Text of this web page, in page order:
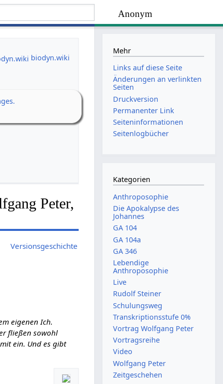
Anonym
biodyn.wiki
Peter,
Versionsgeschichte
eigenen Ich.
fließen sowohl
ein. Und es gibt
Mehr
Links auf diese Seite
Änderungen an verlinkten
Seiten
Druckversion
Permanenter Link
Seiten­­informationen
Seitenlogbücher
Kategorien
Anthroposophie
Die Apokalypse des
Johannes
GA 104
GA 104a
GA 346
Lebendige
Anthroposophie
Live
Rudolf Steiner
Schulungsweg
Transkriptionsstufe 0%
Vortrag Wolfgang Peter
Vortragsreihe
Video
Wolfgang Peter
Zeitgeschehen